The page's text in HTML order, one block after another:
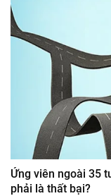
Ứng viên ngoài 35
phải là thất bại?